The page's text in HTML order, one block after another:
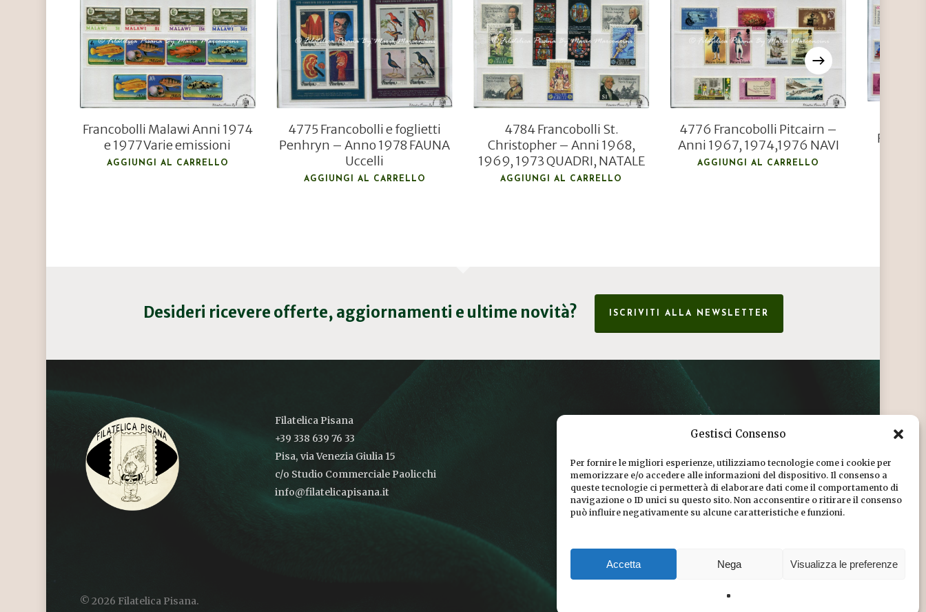
Gestisci Consenso
Per fornire le migliori esperienze, utilizziamo tecnologie come i cookie per
memorizzare e/o accedere alle informazioni del dispositivo. Il consenso a
queste tecnologie ci permetterà di elaborare dati come il comportamento di
navigazione o ID unici su questo sito. Non acconsentire o ritirare il consenso
può influire negativamente su alcune caratteristiche e funzioni.
Accetta Nega Visualizza le preferenze
€9,00
€6,00
Francobolli Malawi Anni 1974
e 1977 Varie emissioni
AGGIUNGI AL CARRELLO
€11,00
€ 7,50
4775 Francobolli e foglietti
Penhryn – Anno 1978 FAUNA
Uccelli
AGGIUNGI AL CARRELLO
€5,00
€3,80
4784 Francobolli St.
Christopher – Anni 1968,
1969, 1973 QUADRI, NATALE
AGGIUNGI AL CARRELLO
€10,00
€7,20
4776 Francobolli Pitcairn –
Anni 1967, 1974,1976 NAVI
AGGIUNGI AL CARRELLO
Desideri ricevere offerte, aggiornamenti e ultime novità? ISCRIVITI ALLA NEWSLETTER
Filatelica Pisana
+39 338 639 76 33
Pisa, via Venezia Giulia 15
c/o Studio Commerciale Paolicchi
info@filatelicapisana.it
COOKIE POLICY
DICONO DI NOI
CHI SIAMO
© 2026 Filatelica Pisana.